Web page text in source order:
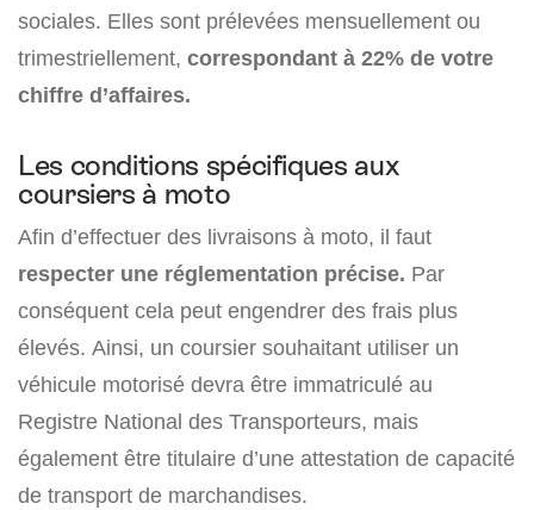
sociales. Elles sont prélevées mensuellement ou
trimestriellement, correspondant à 22% de votre
chiffre d’affaires.
Les conditions spécifiques aux
coursiers à moto
Afin d’effectuer des livraisons à moto, il faut
respecter une réglementation précise. Par
conséquent cela peut engendrer des frais plus
élevés. Ainsi, un coursier souhaitant utiliser un
véhicule motorisé devra être immatriculé au
Registre National des Transporteurs, mais
également être titulaire d’une attestation de capacité
de transport de marchandises.